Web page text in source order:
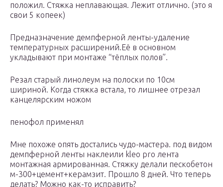
положил. Стяжка неплавающая. Лежит отлично. (это я
свои 5 копеек)
Предназначение демпферной ленты-удаление
температурных расширений.Её в основном
укладывают при монтаже “тёплых полов”.
Резал старый линолеум на полоски по 10см
шириной. Когда стяжка встала, то лишнее отрезал
канцелярским ножом
пенофол применял
Мне похоже опять достались чудо-мастера. под видом
демпферной ленты наклеили kleo pro лента
монтажная армированная. Стяжку делали пескобетон
м-300+цемент+керамзит. Прошло 8 дней. Что теперь
делать? Можно как-то исправить?